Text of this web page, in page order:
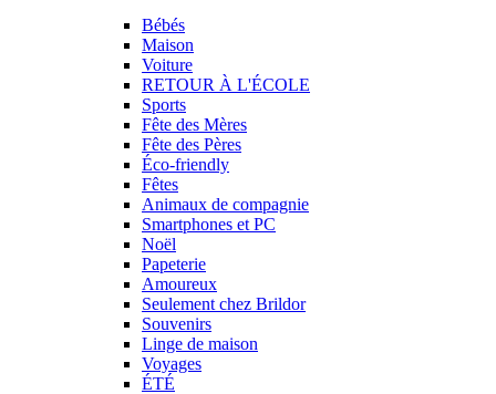
Bébés
Maison
Voiture
RETOUR À L'ÉCOLE
Sports
Fête des Mères
Fête des Pères
Éco-friendly
Fêtes
Animaux de compagnie
Smartphones et PC
Noël
Papeterie
Amoureux
Seulement chez Brildor
Souvenirs
Linge de maison
Voyages
ÉTÉ